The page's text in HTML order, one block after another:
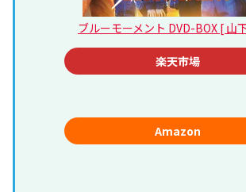
ブルーモーメント DVD-BOX [ 山
楽天市場
Amazon